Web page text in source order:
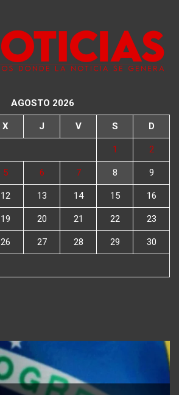
AGOSTO 2026
X J V S D
1 2
5 6 7 8 9
12 13 14 15 16
19 20 21 22 23
26 27 28 29 30